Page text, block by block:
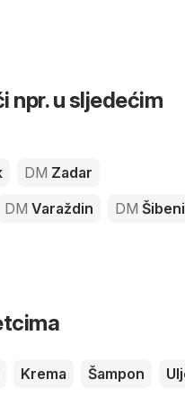
npr. u sljedećim
DM Zadar
DM Varaždin DM
Krema Šampon